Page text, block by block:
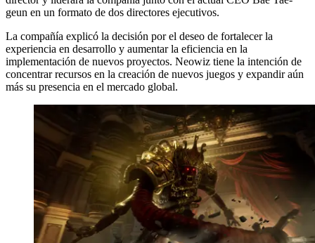
geun en un formato de dos directores ejecutivos.
La compañía explicó la decisión por el deseo de fortalecer la
experiencia en desarrollo y aumentar la eficiencia en la
implementación de nuevos proyectos. Neowiz tiene la intención de
concentrar recursos en la creación de nuevos juegos y expandir aún
más su presencia en el mercado global.